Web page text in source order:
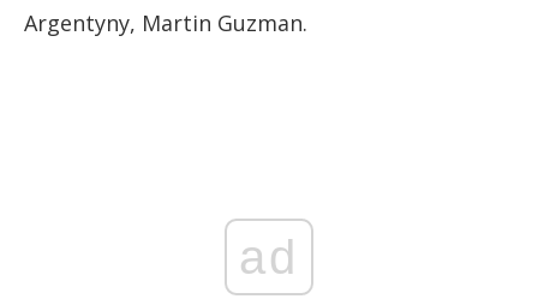
Argentyny, Martin Guzman.
ad